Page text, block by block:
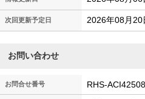
次回更新予定日 2026年08月20
お問い合わせ
お問合せ番号 RHS-